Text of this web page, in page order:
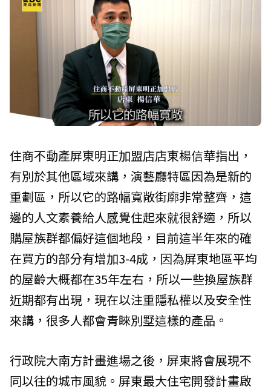
住商不動產屏東明正加盟店店東楊信華指出，
有別於其他區域來講，演藝廳特區因為是新的
重劃區，所以它的路幅寬敞街廓非常整齊，這
邊的人文素養給人感覺住起來就很舒適，所以
購屋族群都偏好這個地段，目前這半年來的確
在買方的部分有增加3-4成，因為屏東地區平均
的屋齡大概都在35年左右，所以一些換屋族群
近期都有出現，現在以注重隱私權以及安全性
來講，很多人都會青睞別墅這樣的產品。
行政院大南方計畫進場之後，屏東將會展現不
同以往的城市風貌。屏東最大住宅開發計畫啟